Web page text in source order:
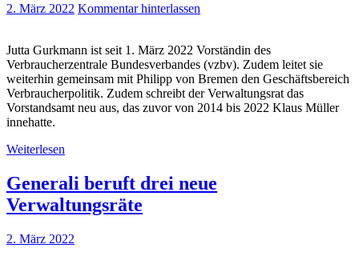
2. März 2022 Kommentar hinterlassen
Jutta Gurkmann ist seit 1. März 2022 Vorständin des
Verbraucherzentrale Bundesverbandes (vzbv). Zudem leitet sie
weiterhin gemeinsam mit Philipp von Bremen den Geschäftsbereich
Verbraucherpolitik. Zudem schreibt der Verwaltungsrat das
Vorstandsamt neu aus, das zuvor von 2014 bis 2022 Klaus Müller
innehatte.
Weiterlesen
Generali beruft drei neue
Verwaltungsräte
2. März 2022